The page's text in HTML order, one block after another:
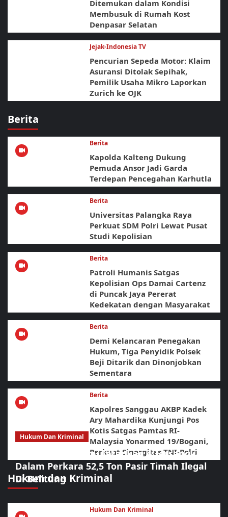
Ditemukan dalam Kondisi
Membusuk di Rumah Kost
Denpasar Selatan
Jejak-Indonesia TV
Pencurian Sepeda Motor: Klaim
Asuransi Ditolak Sepihak,
Pemilik Usaha Mikro Laporkan
Zurich ke OJK
Berita
Berita
Kapolda Kalteng Dukung
Pemuda Ansor Jadi Garda
Terdepan Pencegahan Karhutla
Berita
Universitas Palangka Raya
Perkuat SDM Polri Lewat Pusat
Studi Kepolisian
Berita
Patroli Humanis Satgas
Kepolisian Ops Damai Cartenz
di Puncak Jaya Pererat
Kedekatan dengan Masyarakat
Berita
Demi Kelancaran Penegakan
Hukum, Tiga Penyidik Polsek
Beji Ditarik dan Dinonjobkan
Sementara
Berita
Kapolres Sanggau AKBP Kadek
Ary Mahardika Kunjungi Pos
Kotis Satgas Pamtas RI-
Malaysia Yonarmed 19/Bogani,
Perkuat Sinergitas TNI-Polri
Hukum dan Kriminal
Hukum Dan Kriminal
Polda Babel Resmi Tetapkan 4 Tersangka
Dalam Perkara 52,5 Ton Pasir Timah Ilegal
Di Belitung
Hukum Dan Kriminal